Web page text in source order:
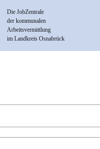
Die JobZentrale
der kommunalen
Arbeitsvermittlung
im Landkreis Osnabrück